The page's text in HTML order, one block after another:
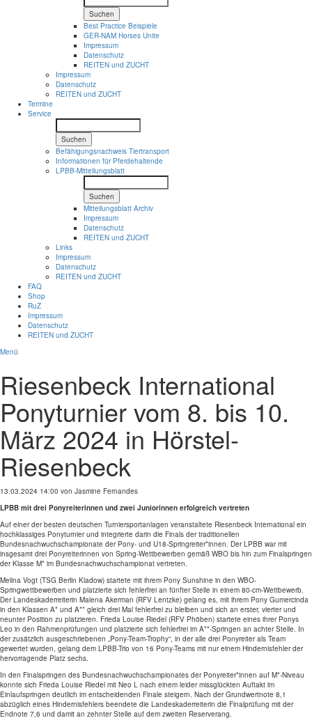
Suchen
Best Practice Beispiele
GER-NAM Horses Unite
Impressum
Datenschutz
REITEN und ZUCHT
Impressum
Datenschutz
REITEN und ZUCHT
Termine
Service
Suchen
Befähigungsnachweis Tiertransport
Informationen für Pferdehaltende
LPBB-Mitteilungsblatt
Suchen
Mitteilungsblatt Archiv
Impressum
Datenschutz
REITEN und ZUCHT
Links
Impressum
Datenschutz
REITEN und ZUCHT
FAQ
Shop
RuZ
Impressum
Datenschutz
REITEN und ZUCHT
Menü
Riesenbeck International
Ponyturnier vom 8. bis 10.
März 2024 in Hörstel-
Riesenbeck
13.03.2024 14:00 von Jasmine Fernandes
LPBB mit drei Ponyreiterinnen und zwei Juniorinnen erfolgreich vertreten
Auf einer der besten deutschen Turniersportanlagen veranstaltete Riesenbeck International ein
hochklassiges Ponyturnier und integrierte darin die Finals der traditionellen
Bundesnachwuchschampionate der Pony- und U18-Springreiter*innen. Der LPBB war mit
insgesamt drei Ponyreiterinnen von Spring-Wettbewerben gemäß WBO bis hin zum Finalspringen
der Klasse M* im Bundesnachwuchschampionat vertreten.
Melina Vogt (TSG Berlin Kladow) startete mit ihrem Pony Sunshine in den WBO-
Springwettbewerben und platzierte sich fehlerfrei an fünfter Stelle in einem 80-cm-Wettbewerb.
Der Landeskaderreiterin Malena Akerman (RFV Lentzke) gelang es, mit ihrem Pony Gumercinda
in den Klassen A* und A** gleich drei Mal fehlerfrei zu bleiben und sich an erster, vierter und
neunter Position zu platzieren. Frieda Louise Riedel (RFV Phöben) startete eines ihrer Ponys
Leo in den Rahmenprüfungen und platzierte sich fehlerfrei im A**-Springen an achter Stelle. In
der zusätzlich ausgeschriebenen „Pony-Team-Trophy“, in der alle drei Ponyreiter als Team
gewertet wurden, gelang dem LPBB-Trio von 16 Pony-Teams mit nur einem Hindernisfehler der
hervorragende Platz sechs.
In den Finalspringen des Bundesnachwuchschampionates der Ponyreiter*innen auf M*-Niveau
konnte sich Frieda Louise Riedel mit Neo L nach einem leider missglückten Auftakt im
Einlaufspringen deutlich im entscheidenden Finale steigern. Nach der Grundwertnote 8,1
abzüglich eines Hindernisfehlers beendete die Landeskaderreiterin die Finalprüfung mit der
Endnote 7,6 und damit an zehnter Stelle auf dem zweiten Reserverang.